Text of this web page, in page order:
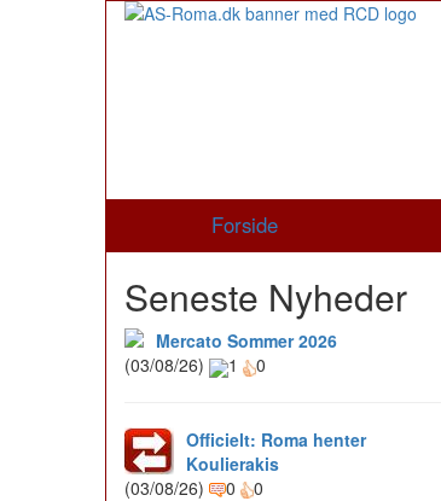
Forside
Seneste Nyheder
Mercato Sommer 2026
(03/08/26)
1 0
Officielt: Roma henter
Koulierakis
(03/08/26)
0 0